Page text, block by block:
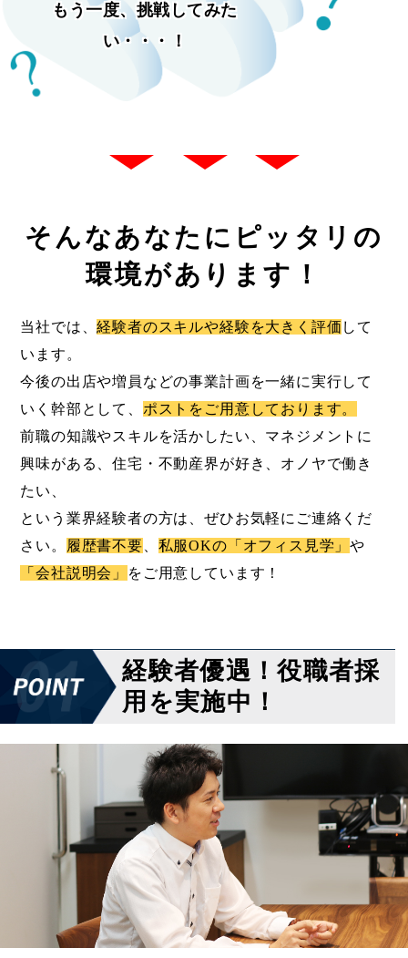
もう一度、挑戦してみた
い・・・！
そんなあなたにピッタリの
環境があります！
当社では、経験者のスキルや経験を大きく評価 して
います。
今後の出店や増員などの事業計画を一緒に実行して
いく幹部として、 ポストをご用意しております。
前職の知識やスキルを活かしたい、マネジメントに
興味がある、住宅・不動産界が好き、オノヤで働き
たい、
という業界経験者の方は、ぜひお気軽にご連絡くだ
さい。 履歴書不要、 私服OKの「オフィス見学」や
「会社説明会」
をご用意しています！
経験者優遇！役職者採
用を実施中！